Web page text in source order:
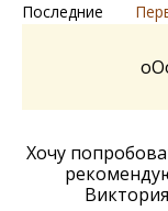
Последние
Хочу